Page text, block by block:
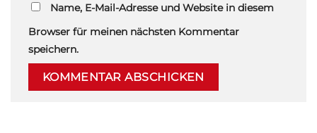
Name, E-Mail-Adresse und Website in diesem
Browser für meinen nächsten Kommentar
speichern.